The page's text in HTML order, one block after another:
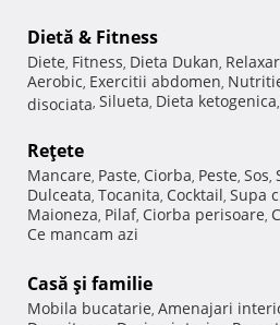
Dietă & Fitness
Diete, Fitness, Dieta Dukan,
Aerobic, Exercitii abdomen,
disociata, Silueta, Dieta ketogenica,
Reţete
Mancare, Paste, Ciorba, Peste, Sos,
Dulceata, Tocanita, Cocktail, Supa
Maioneza, Pilaf, Ciorba perisoare,
Ce mancam azi
Casă şi familie
Mobila bucatarie, Amenajari